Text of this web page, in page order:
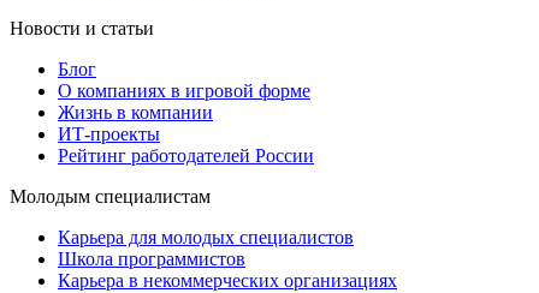
Новости и статьи
Блог
О компаниях в игровой форме
Жизнь в компании
ИТ-проекты
Рейтинг работодателей России
Молодым специалистам
Карьера для молодых специалистов
Школа программистов
Карьера в некоммерческих организациях